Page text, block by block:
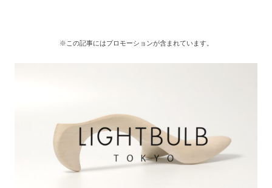
※この記事にはプロモーションが含まれています。